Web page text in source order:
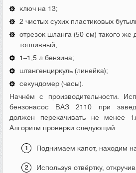
ключ на 13;
2 чистых сухих пластиковых
отрезок шланга (50 см) такого же
топливный;
1–1,5 л бензина;
штангенциркуль (линейка);
секундомер (часы).
Начнём с производительности.
бензонасос ВАЗ 2110 при
должен перекачивать не менее
Алгоритм проверки следующий:
Поднимаем капот, находим
Используя отвёртку,